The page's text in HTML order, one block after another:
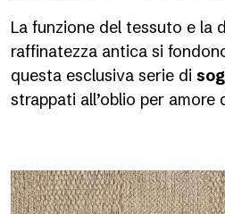
La funzione del tessuto e la
raffinatezza antica si
questa esclusiva serie di
strappati all’oblio per amore